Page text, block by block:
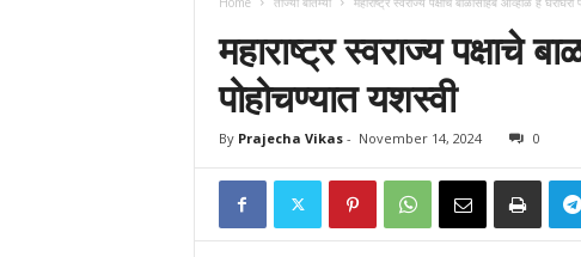
महाराष्ट्र स्वराज्य पक्षाचे
पोहोचण्यात यशस्वी
By Prajecha Vikas- November 14, 2024 0